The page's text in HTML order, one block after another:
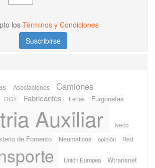
los Términos y Condiciones
Asociaciones Camiones
DGT Fabricantes Ferias Furgonetas
Auxiliar
Iveco
de Fomento Neumaticos opinión Red
Unión Europea Wtransnet